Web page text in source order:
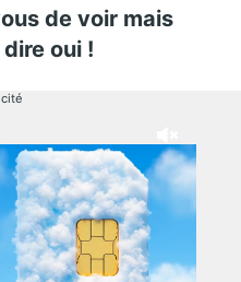
de voir mais
oui !